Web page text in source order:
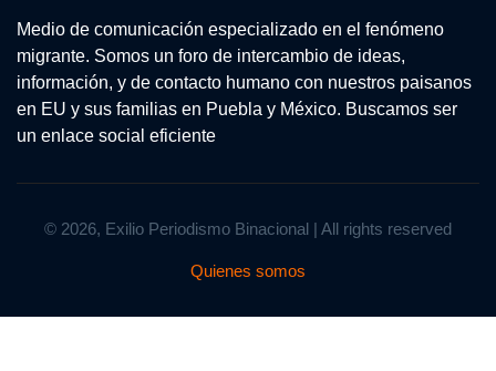
Medio de comunicación especializado en el fenómeno
migrante. Somos un foro de intercambio de ideas,
información, y de contacto humano con nuestros paisanos
en EU y sus familias en Puebla y México. Buscamos ser
un enlace social eficiente
© 2026, Exilio Periodismo Binacional | All rights reserved
Quienes somos